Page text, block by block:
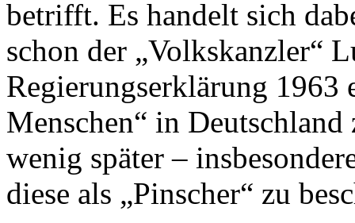
betrifft. Es handelt sich
schon der „Volkskanzler“
Regierungserklärung 1963
Menschen“ in
wenig später –
diese als „Pinscher“ zu